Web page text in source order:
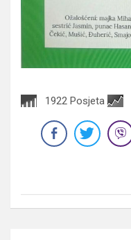
1922 Posjeta